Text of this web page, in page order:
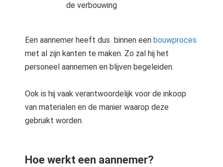
de verbouwing
Een aannemer heeft dus binnen een bouwproces
met al zijn kanten te maken. Zo zal hij het
personeel aannemen en blijven begeleiden.
Ook is hij vaak verantwoordelijk voor de inkoop
van materialen en de manier waarop deze
gebruikt worden.
Hoe werkt een aannemer?